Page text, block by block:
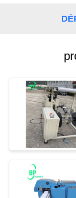
CITATION
SITE
PRIVACY
POLICY